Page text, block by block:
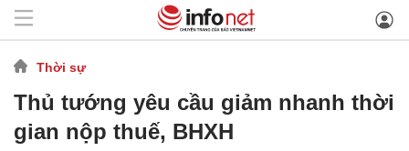
Thời sự
Thủ tướng yêu cầu giảm nhanh thời
gian nộp thuế, BHXH